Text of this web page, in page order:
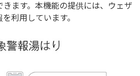
ます。本機能の提供には、ウェザ
利用しています。